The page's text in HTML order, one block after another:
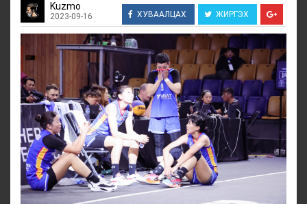
Kuzmo
2023-09-16 ХУВААЛЦАХ ЖИРГЭХ